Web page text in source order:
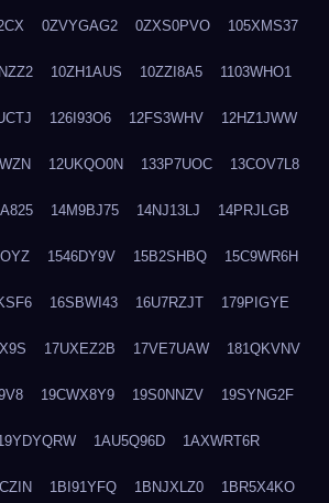
0ZVYGAG2 0ZXS0PVO 105XMS37
10ZH1AUS 10ZZI8A5 1103WHO1
126I93O6 12FS3WHV 12HZ1JWW
12UKQO0N 133P7UOC 13COV7L8
14M9BJ75 14NJ13LJ 14PRJLGB
1546DY9V 15B2SHBQ 15C9WR6H
16SBWI43 16U7RZJT 179PIGYE
17UXEZ2B 17VE7UAW 181QKVNV
19CWX8Y9 19S0NNZV 19SYNG2F
1AU5Q96D 1AXWRT6R
1BI91YFQ 1BNJXLZ0 1BR5X4KO